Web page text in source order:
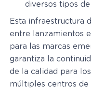
diversos tipos
Esta infraestructura
entre lanzamientos
para las marcas
garantiza la
de la calidad para
múltiples centros de